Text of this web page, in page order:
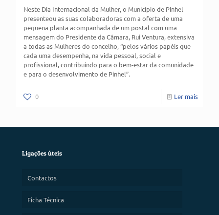
Neste Dia Internacional da Mulher, o Município de Pinhel
presenteou as suas colaboradoras com a oferta de uma
pequena planta acompanhada de um postal com uma
mensagem do Presidente da Câmara, Rui Ventura, extensiva
a todas as Mulheres do concelho, “pelos vários papéis que
cada uma desempenha, na vida pessoal, social e
profissional, contribuindo para o bem-estar da comunidade
e para o desenvolvimento de Pinhel”.
0 Ler mais
Ligações úteis
Contactos
Ficha Técnica